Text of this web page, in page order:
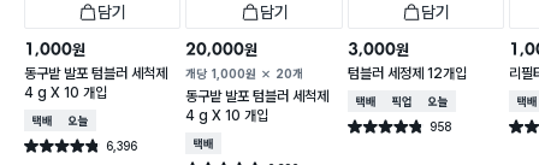
담기
1,000원
동구밭 발포 텀블러 세척제
4 g X 10 개입
택배배송오늘배송
별점 4.8점 6,396
건 작성
담기
20,000원
개당 1,000원 20개
동구밭 발포 텀블러 세척제
4 g X 10 개입
택배배송
담기
3,000원
텀블러 세정제 12개입
택배배송매장픽업오늘배송
별점 4.8점 958
건 작성
리필
택배
별점